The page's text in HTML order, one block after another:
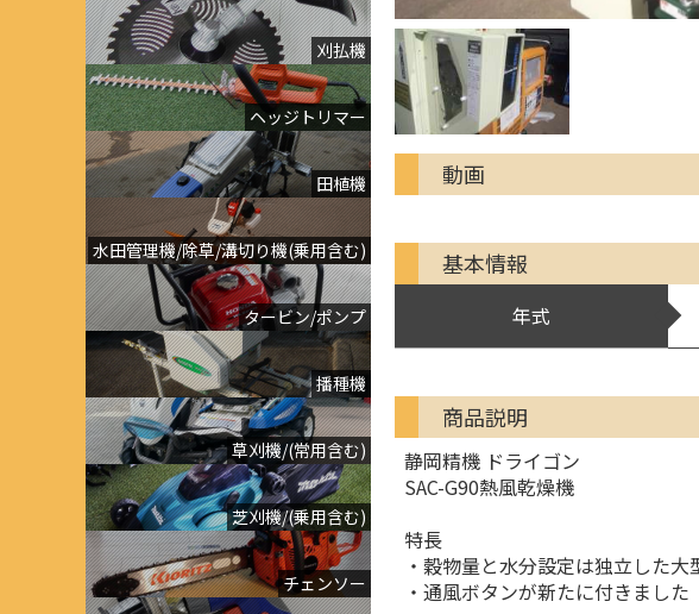
刈払機
ヘッジトリマー
田植機
水田管理機/除草/溝切り機(乗用含む)
タービン/ポンプ
播種機
草刈機/(常用含む)
芝刈機/(乗用含む)
チェンソー
動画
基本情報
年式
商品説明
静岡精機 ドライゴン
SAC-G90熱風乾燥機
特長
・穀物量と水分設定は独立した
・通風ボタンが新たに付きました